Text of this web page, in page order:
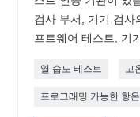
검사 부서, 기기 검사
프트웨어 테스트, 기
열 습도 테스트 고
프로그래밍 가능한 항